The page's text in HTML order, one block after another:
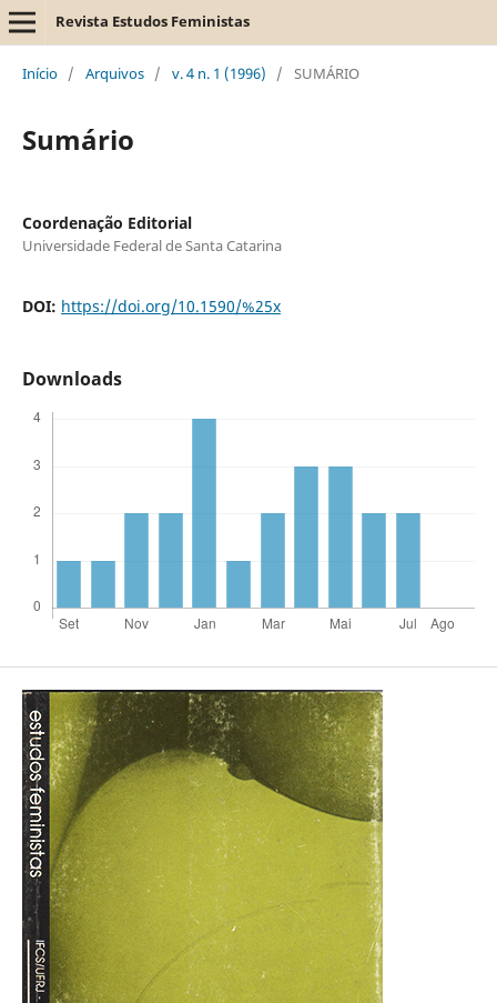
Revista Estudos Feministas
Início / Arquivos / v. 4 n. 1 (1996) / SUMÁRIO
Sumário
Coordenação Editorial
Universidade Federal de Santa Catarina
DOI: https://doi.org/10.1590/%25x
Downloads